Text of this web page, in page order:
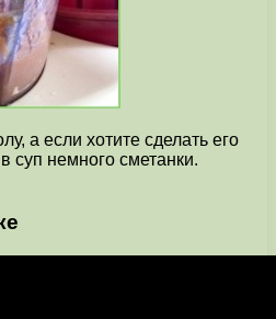
а если хотите сделать его
суп немного сметанки.